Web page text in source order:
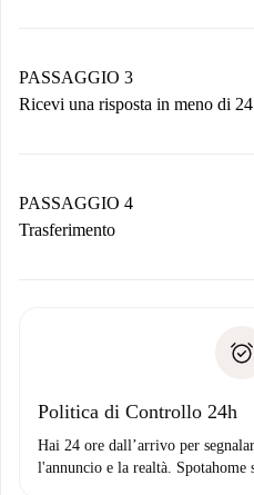
non accetta.
PASSAGGIO 3
Ricevi una risposta in meno di
contatto con il proprietario.
Se rifiutata: non ti
Domiciliazione del
PASSAGGIO 4
Trasferimento
solo se non segnali
Politica di Controllo 24h
Hai 24 ore dall’arrivo per
l'annuncio e la realtà. Spotahome